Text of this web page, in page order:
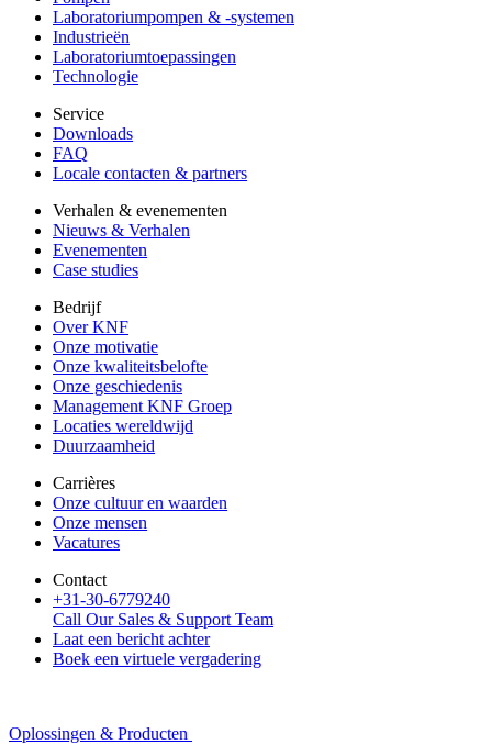
Laboratoriumpompen & -systemen
Industrieën
Laboratoriumtoepassingen
Technologie
Service
Downloads
FAQ
Locale contacten & partners
Verhalen & evenementen
Nieuws & Verhalen
Evenementen
Case studies
Bedrijf
Over KNF
Onze motivatie
Onze kwaliteitsbelofte
Onze geschiedenis
Management KNF Groep
Locaties wereldwijd
Duurzaamheid
Carrières
Onze cultuur en waarden
Onze mensen
Vacatures
Contact
+31-30-6779240
Call Our Sales & Support Team
Laat een bericht achter
Boek een virtuele vergadering
Oplossingen & Producten